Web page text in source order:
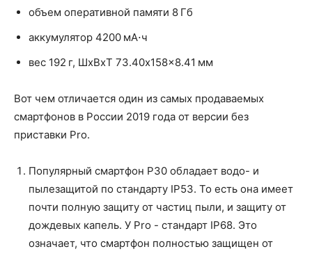
объем оперативной памяти 8 Гб
аккумулятор 4200 мА⋅ч
вес 192 г, ШxВxТ 73.40x158x8.41 мм
Вот чем отличается один из самых продаваемых
смартфонов в России 2019 года от версии без
приставки Pro.
Популярный смартфон P30 обладает водо- и
пылезащитой по стандарту IP53. То есть она имеет
почти полную защиту от частиц пыли, и защиту от
дождевых капель. У Pro - стандарт IP68. Это
означает, что смартфон полностью защищен от